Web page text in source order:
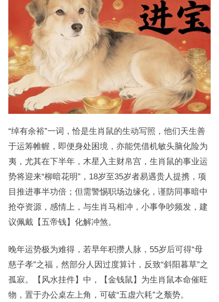
“绰有余裕”一词，恰是生肖鼠的生动写照，他们天生善
于运筹帷幄，即便身处困境，亦能凭借机敏头脑化险为
夷，尤其在下半年，木星入主财帛宫，生肖鼠的事业运
势将迎来“柳暗花明”，18岁至35岁者易遇贵人提携，项
目推进事半功倍；但需警惕职场边缘化，谨防同事暗中
抢夺资源，感情上，与生肖马相冲，小事争吵频发，建
议佩戴【五帝钱】化解冲煞。
晚年运势极为难得，若早年积攒人脉，55岁后可得“母
慈子孝”之福，然部分人因过度算计，反致“斜阳暮草”之
孤寂。【风水挂件】中，【金钱鼠】为生肖鼠本命催旺
物，置于办公桌左上角，可破“五虚六耗”之颓势。